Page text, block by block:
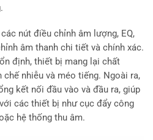
nút điều chỉnh âm lượng, EQ,
âm thanh chi tiết và chính xác.
định, thiết bị mang lại chất
chế nhiễu và méo tiếng. Ngoài ra,
kết nối đầu vào và đầu ra, giúp
các thiết bị như cục đẩy công
hệ thống thu âm.